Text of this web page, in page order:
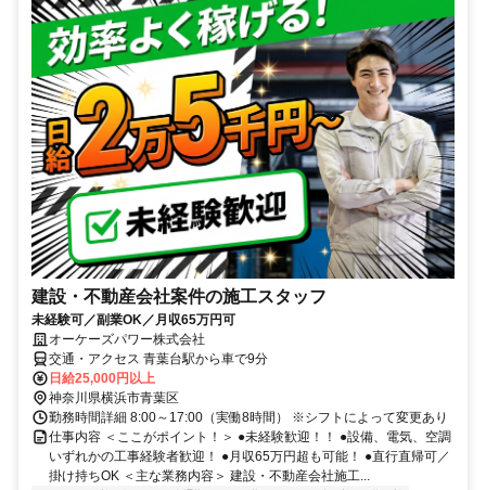
建設・不動産会社案件の施工スタッフ
未経験可／副業OK／月収65万円可
オーケーズパワー株式会社
交通・アクセス 青葉台駅から車で9分
日給25,000円以上
神奈川県横浜市青葉区
勤務時間詳細 8:00～17:00（実働8時間） ※シフトによって変更あり
仕事内容 ＜ここがポイント！＞ ●未経験歓迎！！ ●設備、電気、空調
いずれかの工事経験者歓迎！ ●月収65万円超も可能！ ●直行直帰可／
掛け持ちOK ＜主な業務内容＞ 建設・不動産会社施工...